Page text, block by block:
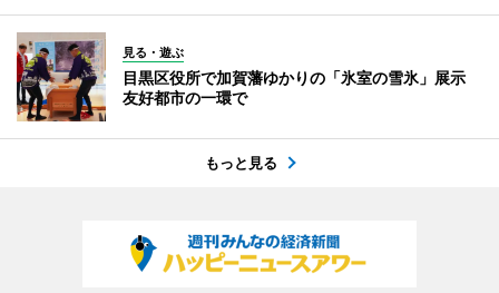
見る・遊ぶ
目黒区役所で加賀藩ゆかりの「氷室の雪氷」展示
友好都市の一環で
もっと見る